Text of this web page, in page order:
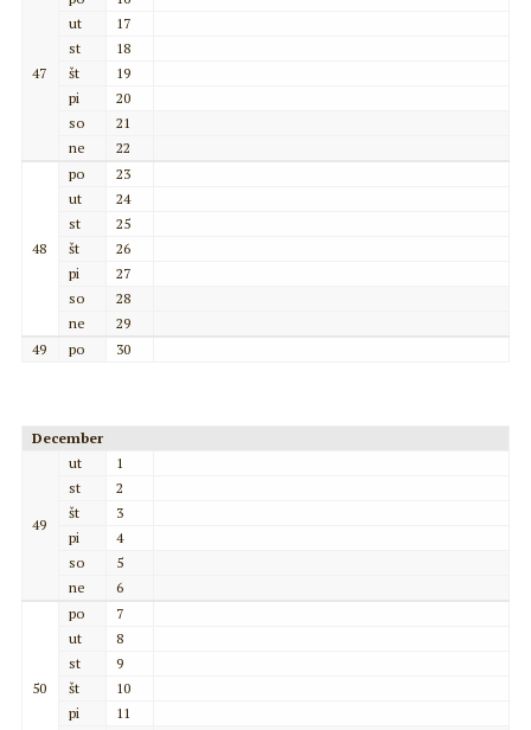
47
ut
17
st
18
št
19
pi
20
so
21
ne
22
48
po
23
ut
24
st
25
št
26
pi
27
so
28
ne
29
49
po 30
December
49
ut
1
st
2
št
3
pi
4
so
5
ne
6
50
po
7
ut
8
st
9
št
10
pi
11